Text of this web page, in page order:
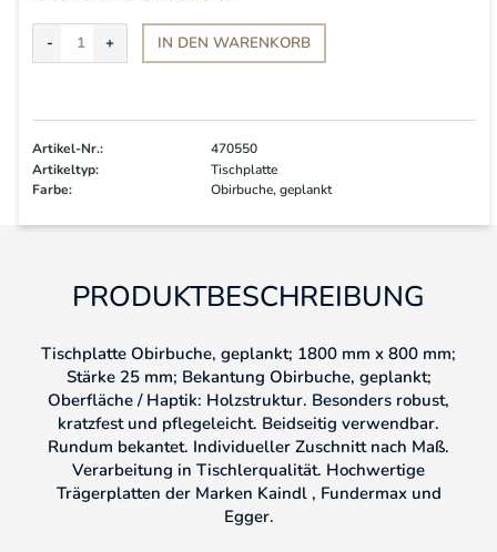
IN DEN WARENKORB
Artikel-Nr.:
470550
Artikeltyp:
Tischplatte
Farbe:
Obirbuche, geplankt
PRODUKTBESCHREIBUNG
Tischplatte Obirbuche, geplankt; 1800 mm x 800 mm;
Stärke 25 mm; Bekantung Obirbuche, geplankt;
Oberfläche / Haptik: Holzstruktur. Besonders robust,
kratzfest und pflegeleicht. Beidseitig verwendbar.
Rundum bekantet. Individueller Zuschnitt nach Maß.
Verarbeitung in Tischlerqualität. Hochwertige
Trägerplatten der Marken Kaindl , Fundermax und
Egger.